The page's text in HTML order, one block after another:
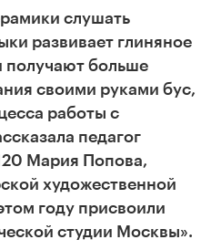
слушать
развивает глиняное
получают больше
своими руками бус,
работы с
педагог
Мария Попова,
художественной
году присвоили
студии Москвы».